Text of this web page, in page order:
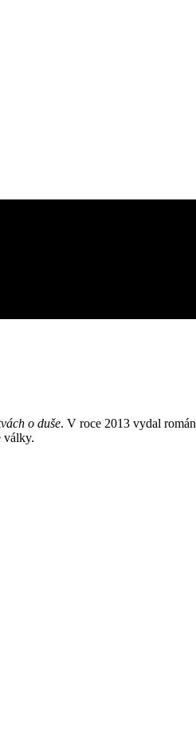
o duše. V roce 2013 vydal román
války.